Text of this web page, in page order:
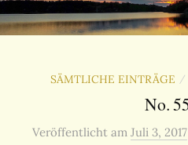
SÄMTLICHE EINTRÄGE /
No.
Veröffentlicht am Juli 3, 2017